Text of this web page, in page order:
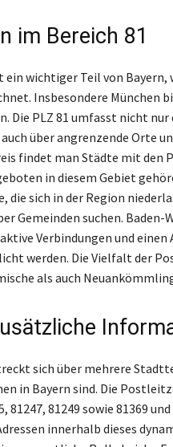
im Bereich 81
ein wichtiger Teil von Bayern,
Insbesondere München
Die PLZ 81 umfasst nicht
über angrenzende Orte
findet man Städte mit den
in diesem Gebiet
die sich in der Region
Gemeinden suchen.
Verbindungen und einen
werden. Die Vielfalt der
als auch
sich über mehrere
in Bayern sind. Die
81247, 81249 sowie 81369
innerhalb dieses